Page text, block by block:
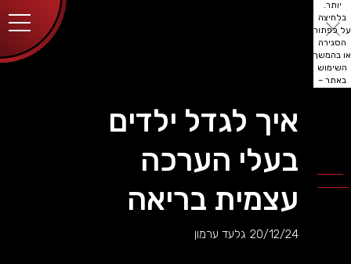
יותר.
בלחיצה
על כפתור
הסגירה
או בהמשך
השימוש
באתר –
איך לגדל ילדים
בעלי הערכה
עצמית בריאה
20/12/24 גלעד ערמון